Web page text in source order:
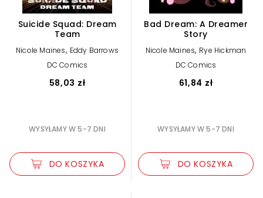
Suicide Squad: Dream
Team
Nicole Maines, Eddy Barrows
DC Comics
58,03 zł
WYSYŁAMY W 5-7 DNI
DO KOSZYKA
Bad Dream: A Dreamer
Story
Nicole Maines, Rye Hickman
DC Comics
61,84 zł
WYSYŁAMY W 5-7 DNI
DO KOSZYKA